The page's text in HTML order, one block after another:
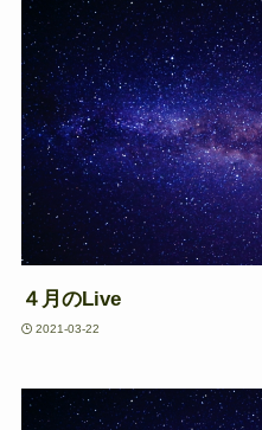
４月のLive
2021-03-22